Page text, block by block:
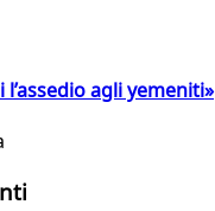
l’assedio agli yemeniti»